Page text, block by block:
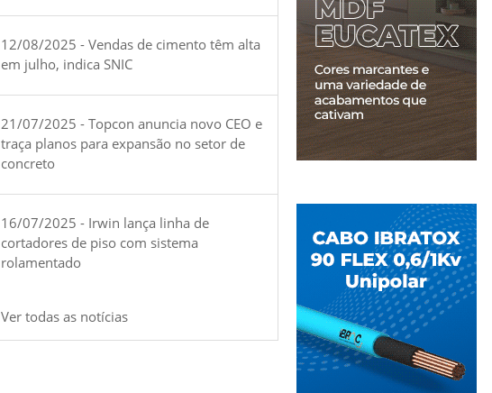
12/08/2025 - Vendas de cimento têm alta
em julho, indica SNIC
21/07/2025 - Topcon anuncia novo CEO e
traça planos para expansão no setor de
concreto
16/07/2025 - Irwin lança linha de
cortadores de piso com sistema
rolamentado
Ver todas as notícias